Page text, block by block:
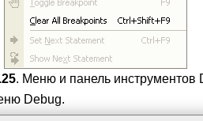
. Меню и панель инструментов
Debug.